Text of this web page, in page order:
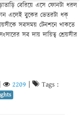
বেরিয়ে এসে ফোনটা ধরল
এলেই বুকের ভেতরটা ধক্
সবসময় টেনশনে থাকতে
সব দায় দায়িত্ব শ্রেয়সীর
| 2209 | Tags :